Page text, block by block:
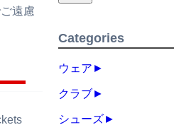
遠慮
Categories
ウェア ►
クラブ►
シューズ►